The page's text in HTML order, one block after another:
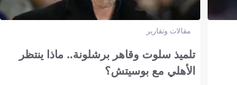
مقالات وتقارير
تلميذ سلوت وقاهر برشلونة.. ماذا ينتظر
الأهلي مع بوسيتش؟